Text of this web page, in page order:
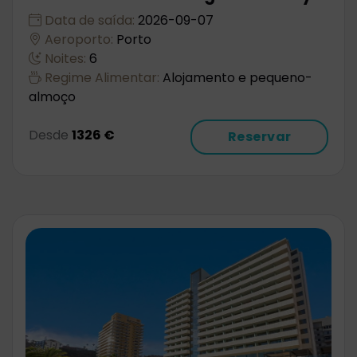
Data de saída: 2026-09-07
Aeroporto: Porto
Noites: 6
Regime Alimentar: Alojamento e pequeno-
almoço
Desde 1326 € Reservar